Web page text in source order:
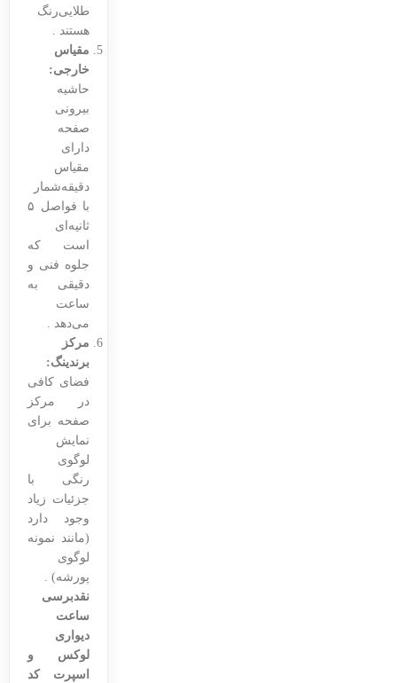
طلایی‌رنگ
هستند .
مقیاس
خارجی:
حاشیه
بیرونی
صفحه
دارای
مقیاس
دقیقه‌شمار
با فواصل ۵
ثانیه‌ای
است که
جلوه فنی و
دقیقی به
ساعت
می‌دهد .
مرکز
برندینگ:
فضای کافی
در مرکز
صفحه برای
نمایش
لوگوی
رنگی با
جزئیات زیاد
وجود دارد
(مانند نمونه
لوگوی
پورشه) .
نقدبرسی
ساعت
دیواری
لوکس و
اسپرت کد